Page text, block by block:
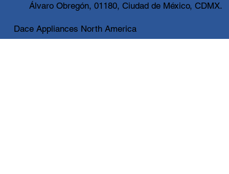
Álvaro Obregón, 01180, Ciudad de México, CDMX.
Dace Appliances North America